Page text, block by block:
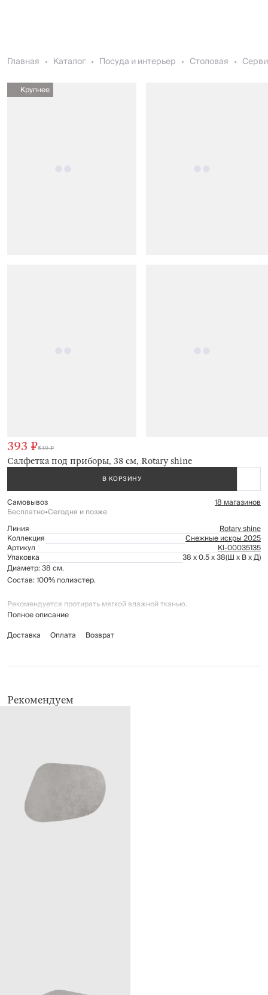
Главная Каталог Посуда и интерьер Столовая
Крупнее
Салфетка под приборы, 38 см, Rotary shine
393 ₽549 ₽
В КОРЗИНУ
Самовывоз 18 магазинов
Бесплатно•Сегодня и позже
Линия
Rotary shine
Коллекция Снежные искры 2025
Артикул Kl-00035135
Упаковка 38 x 0.5 x 38(Ш x В x Д)
Диаметр: 38 см.
Состав: 100% полиэстер.
Рекомендуется протирать мягкой влажной тканью.
Полное описание
Доставка
Оплата Возврат
Рекомендуем